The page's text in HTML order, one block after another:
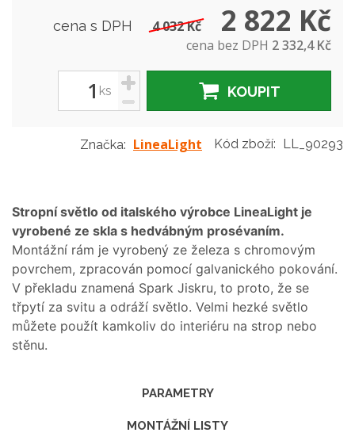
cena s DPH 4 032 Kč 2 822 Kč
cena bez DPH 2 332,4 Kč
ks
+
-
KOUPIT
Značka: LineaLight Kód zboží: LL_90293
Stropní světlo od italského výrobce LineaLight je
vyrobené ze skla s hedvábným prosévaním.
Montážní rám je vyrobený ze železa s chromovým
povrchem, zpracován pomocí galvanického pokování.
V překladu znamená Spark Jiskru, to proto, že se
třpytí za svitu a odráží světlo. Velmi hezké světlo
můžete použít kamkoliv do interiéru na strop nebo
stěnu.
PARAMETRY
MONTÁŽNÍ LISTY